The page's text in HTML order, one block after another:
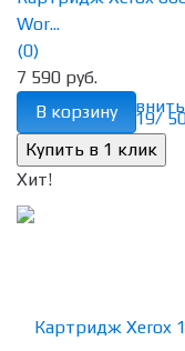
избранное сравнить
Wor...
(0)
7 590 руб.
В корзину
Хит!